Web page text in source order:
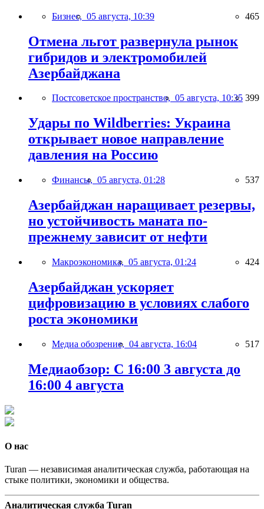
Бизнес, 05 августа, 10:39 465
Отмена льгот развернула рынок
гибридов и электромобилей
Азербайджана
Постсоветское пространство, 05 августа, 10:35 399
Удары по Wildberries: Украина
открывает новое направление
давления на Россию
Финансы, 05 августа, 01:28 537
Азербайджан наращивает резервы,
но устойчивость маната по-
прежнему зависит от нефти
Макроэкономика, 05 августа, 01:24 424
Азербайджан ускоряет
цифровизацию в условиях слабого
роста экономики
Медиа обозрение, 04 августа, 16:04 517
Медиаобзор: С 16:00 3 августа до
16:00 4 августа
О нас
Turan — независимая аналитическая служба, работающая на
стыке политики, экономики и общества.
Аналитическая служба Turan